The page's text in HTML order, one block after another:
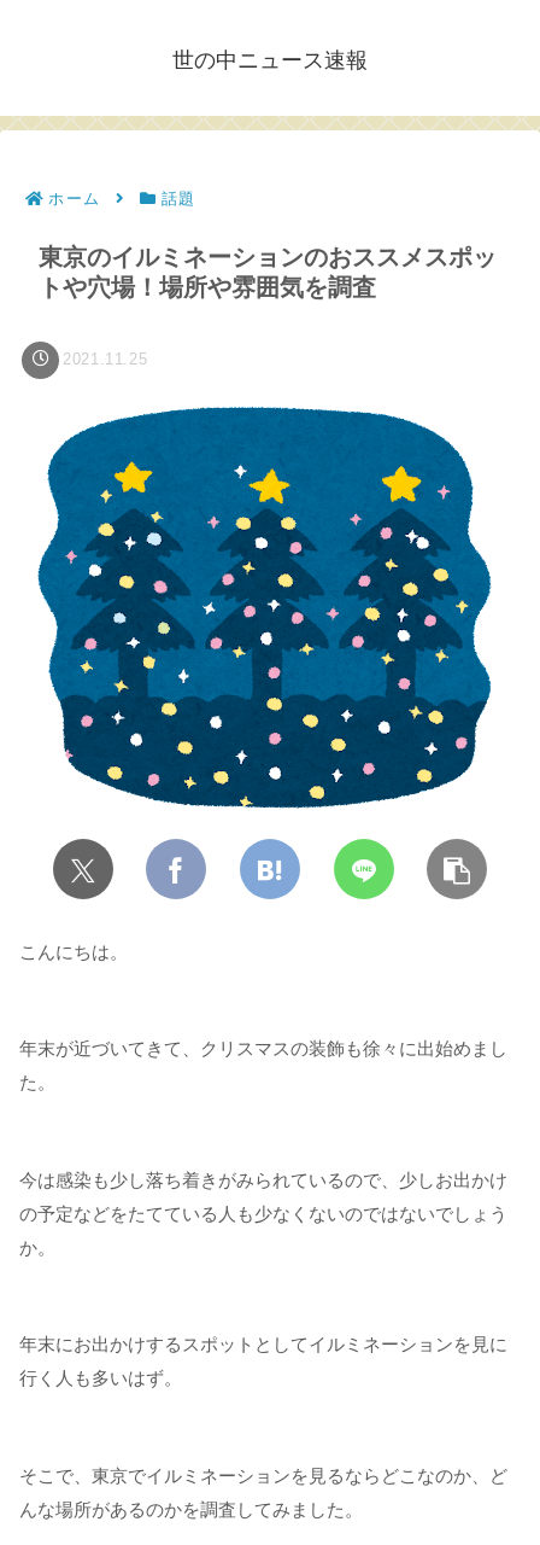
世の中ニュース速報
ホーム 話題
東京のイルミネーションのおススメスポッ
トや穴場！場所や雰囲気を調査
2021.11.25
こんにちは。
年末が近づいてきて、クリスマスの装飾も徐々に出始めまし
た。
今は感染も少し落ち着きがみられているので、少しお出かけ
の予定などをたてている人も少なくないのではないでしょう
か。
年末にお出かけするスポットとしてイルミネーションを見に
行く人も多いはず。
そこで、東京でイルミネーションを見るならどこなのか、ど
んな場所があるのかを調査してみました。